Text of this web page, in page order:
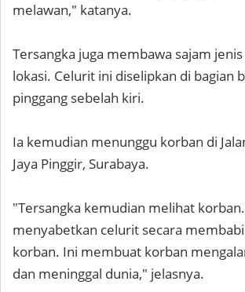
melawan," katanya.
Tersangka juga membawa sajam
lokasi. Celurit ini diselipkan di bagian
pinggang sebelah kiri.
Ia kemudian menunggu korban di
Jaya Pinggir, Surabaya.
"Tersangka kemudian melihat
menyabetkan celurit secara
korban. Ini membuat korban
dan meninggal dunia," jelasnya.